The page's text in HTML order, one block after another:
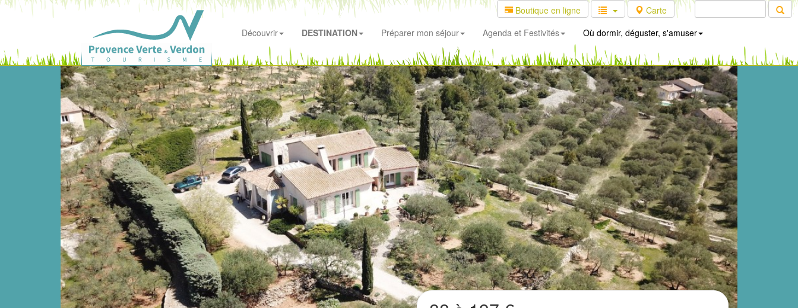
Boutique en ligne
Carte
Découvrir
DESTINATION Préparer mon séjour Agenda et Festivités Où dormir, déguster, s'amuser